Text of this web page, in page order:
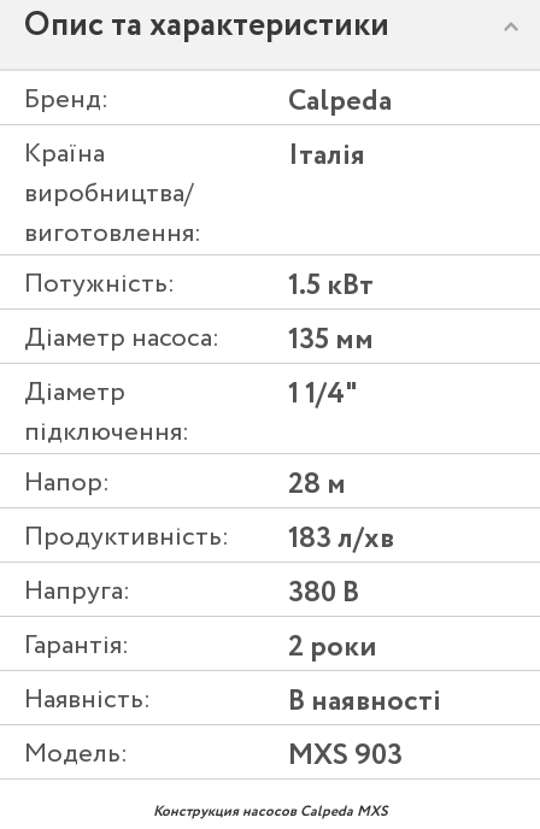
Опис та характеристики
Бренд: Calpeda
Країна
виробництва/
виготовлення:
Італія
Потужність: 1.5 кВт
Діаметр насоса: 135 мм
Діаметр
підключення:
1 1/4"
Напор: 28 м
Продуктивність: 183 л/хв
Напруга: 380 В
Гарантія: 2 роки
Наявність: В наявності
Модель: MXS 903
Конструкция насосов Calpeda MXS